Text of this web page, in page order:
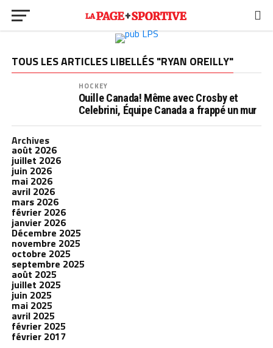
TOUS LES ARTICLES LIBELLÉS "RYAN OREILLY"
HOCKEY
Ouille Canada! Même avec Crosby et
Celebrini, Équipe Canada a frappé un mur
Archives
août 2026
juillet 2026
juin 2026
mai 2026
avril 2026
mars 2026
février 2026
janvier 2026
Décembre 2025
novembre 2025
octobre 2025
septembre 2025
août 2025
juillet 2025
juin 2025
mai 2025
avril 2025
février 2025
février 2017